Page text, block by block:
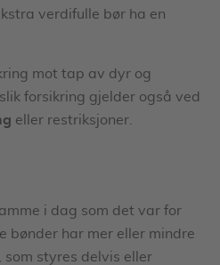
verdifulle bør ha en
mot tap av dyr og
forsikring gjelder også ved
eller restriksjoner.
i dag som det var for
bønder har mer eller mindre
styres delvis eller